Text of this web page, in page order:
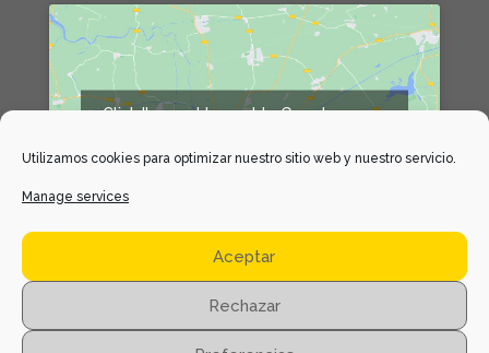
Utilizamos cookies para optimizar nuestro sitio web y nuestro servicio.
Manage services
Aceptar
Rechazar
Click 'I agree' to enable Google maps